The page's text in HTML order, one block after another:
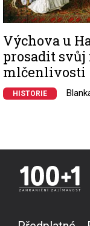
Výchova u
prosadit
mlčenlivosti
HISTORIE